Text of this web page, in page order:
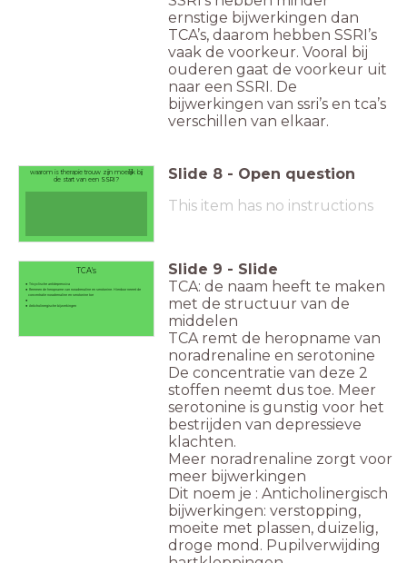
ernstige bijwerkingen dan
TCA’s, daarom hebben SSRI’s
vaak de voorkeur. Vooral bij
ouderen gaat de voorkeur uit
naar een SSRI. De
bijwerkingen van ssri’s en tca’s
verschillen van elkaar.
waarom is therapie trouw zijn moeilijk bij
de start van een SSRI?
Slide 8 - Open question
This item has no instructions
TCA's
Tricyclische antidepressiva
Remmen de heropname van noradrenaline en serotonine. Hierdoor neemt de
concentratie noradrenaline en serotonine toe
Anticholinergische bijwerkingen
Slide 9 - Slide
TCA: de naam heeft te maken
met de structuur van de
middelen
TCA remt de heropname van
noradrenaline en serotonine
De concentratie van deze 2
stoffen neemt dus toe. Meer
serotonine is gunstig voor het
bestrijden van depressieve
klachten.
Meer noradrenaline zorgt voor
meer bijwerkingen
Dit noem je : Anticholinergisch
bijwerkingen: verstopping,
moeite met plassen, duizelig,
droge mond. Pupilverwijding